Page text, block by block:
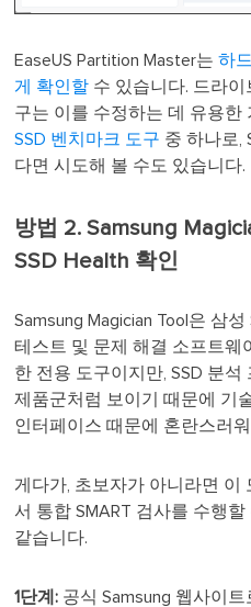
EaseUS Partition Master는하
게 확인할 수 있습니다. 드라
구는 이를 수정하는 데 유용한
SSD 벤치마크 도구 중 하나로,
다면 시도해 볼 수도 있습니다.
방법 2. Samsung
SSD Health 확인
Samsung Magician Tool은 삼
테스트 및 문제 해결 소프트웨
한 전용 도구이지만, SSD 분석
제품군처럼 보이기 때문에 기
인터페이스 때문에 혼란스러
게다가, 초보자가 아니라면 이
서 통합 SMART 검사를 수행
같습니다.
1단계: 공식 Samsung 웹사이